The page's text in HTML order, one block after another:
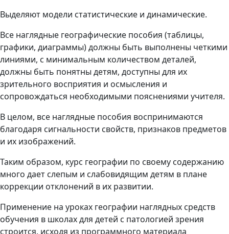
Выделяют модели статистические и динамические.
Все наглядные географические пособия (таблицы,
графики, диаграммы) должны быть выполнены четкими
линиями, с минимальным количеством деталей,
должны быть понятны детям, доступны для их
зрительного восприятия и осмысления и
сопровождаться необходимыми пояснениями учителя.
В целом, все наглядные пособия воспринимаются
благодаря сигнальности свойств, признаков предметов
и их изображений.
Таким образом, курс географии по своему содержанию
много дает слепым и слабовидящим детям в плане
коррекции отклонений в их развитии.
Применение на уроках географии наглядных средств
обучения в школах для детей с патологией зрения
строится, исходя из программного материала